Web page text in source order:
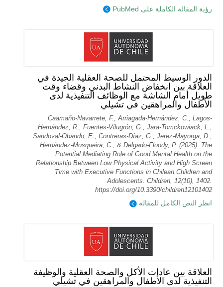
رؤية المقالة الكاملة على PubMed
الدور الوسيط المحتمل للصحة العقلية الجيدة في
العلاقة بين انخفاض النشاط البدني وقضاء وقت
طويل أمام الشاشة مع الوظائف التنفيذية لدى
الأطفال والمراهقين في تشيلي
Caamaño-Navarrete, F., Arriagada-Hernández, C., Lagos-
Hernández, R., Fuentes-Vilugrón, G., Jara-Tomckowiack, L.,
Sandoval-Obando, E., Contreras-Díaz, G., Jerez-Mayorga, D.,
Hernández-Mosqueira, C., & Delgado-Floody, P. (2025). The
Potential Mediating Role of Good Mental Health on the
Relationship Between Low Physical Activity and High Screen
Time with Executive Functions in Chilean Children and
Adolescents. Children, 12(10), 1402.
https://doi.org/10.3390/children12101402
انظر النص الكامل للمقالة
العلاقة بين عادات الأكل والصحة العقلية والوظيفة
التنفيذية لدى الأطفال والمراهقين في تشيلي